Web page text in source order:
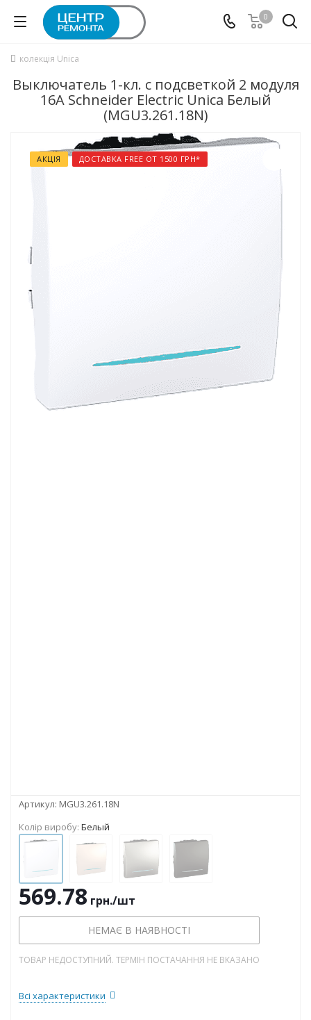
0
колекція Unica
Выключатель 1-кл. с подсветкой 2 модуля
16А Schneider Electric Unica Белый
(MGU3.261.18N)
АКЦІЯ ДОСТАВКА FREE ОТ 1500 ГРН*
Артикул: MGU3.261.18N
Колір виробу: Белый
569.78 грн./шт
НЕМАЄ В НАЯВНОСТІ
ТОВАР НЕДОСТУПНИЙ. ТЕРМІН ПОСТАЧАННЯ НЕ ВКАЗАНО
Всі характеристики